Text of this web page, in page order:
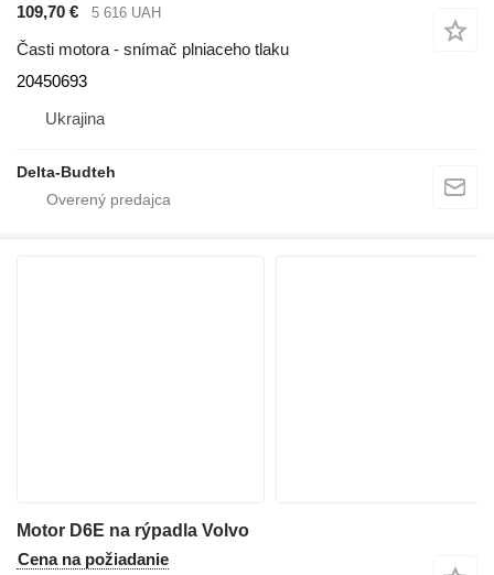
109,70 € 5 616 UAH
Časti motora - snímač plniaceho tlaku
20450693
Ukrajina
Delta-Budteh
Motor D6E na rýpadla Volvo
Cena na požiadanie